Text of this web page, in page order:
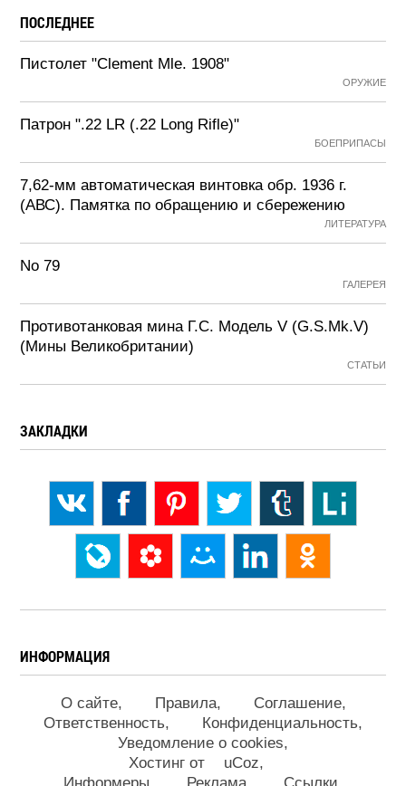
ПОСЛЕДНЕЕ
Пистолет "Clement Mle. 1908"
ОРУЖИЕ
Патрон ".22 LR (.22 Long Rifle)"
БОЕПРИПАСЫ
7,62-мм автоматическая винтовка обр. 1936 г.
(АВС). Памятка по обращению и сбережению
ЛИТЕРАТУРА
No 79
ГАЛЕРЕЯ
Противотанковая мина Г.С. Модель V (G.S.Mk.V)
(Мины Великобритании)
СТАТЬИ
ЗАКЛАДКИ
ИНФОРМАЦИЯ
О сайте Правила
Соглашение
Ответственность
Конфиденциальность
Уведомление о cookies
Хостинг от
uCoz